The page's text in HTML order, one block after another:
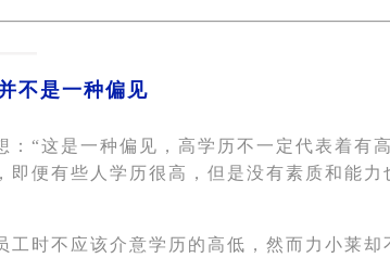
不是一种偏见
“这是一种偏见，高学历不一定代表着有
便有些人学历很高，但是没有素质和能力
时不应该介意学历的高低，然而力小莱却